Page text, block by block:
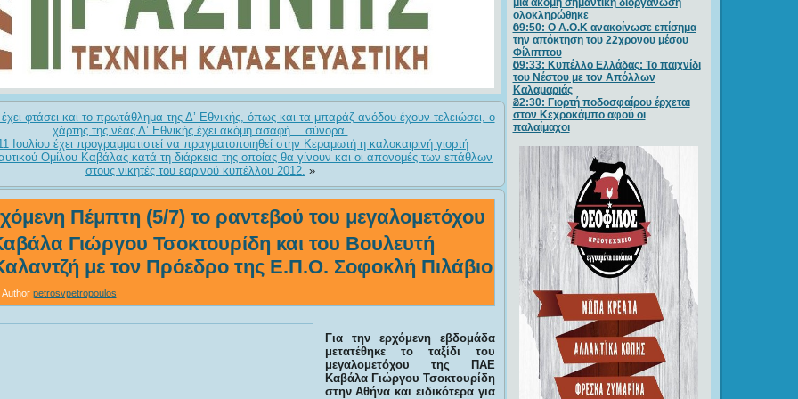
έχει φτάσει και το πρωτάθλημα της Δ’ Εθνικής, όπως και τα μπαράζ ανόδου έχουν τελειώσει, ο
χάρτης της νέας Δ’ Εθνικής έχει ακόμη ασαφή… σύνορα.
Ιουλίου έχει προγραμματιστεί να πραγματοποιηθεί στην Κεραμωτή η καλοκαιρινή γιορτή
Ομίλου Καβάλας κατά τη διάρκεια της οποίας θα γίνουν και οι απονομές των επάθλων
στους νικητές του εαρινού κυπέλλου 2012. »
Πέμπτη (5/7) το ραντεβού του μεγαλομετόχου
Γιώργου Τσοκτουρίδη και του Βουλευτή
με τον Πρόεδρο της Ε.Π.Ο. Σοφοκλή Πιλάβιο
Author petrosvpetropoulos
Για την ερχόμενη εβδομάδα
μετατέθηκε το ταξίδι του
μεγαλομετόχου της ΠΑΕ
Καβάλα Γιώργου Τσοκτουρίδη
στην Αθήνα και ειδικότερα για
μία ακόμη σημαντική διοργάνωση
ολοκληρώθηκε
09:50: O A.O.K ανακοίνωσε επίσημα
την απόκτηση του 22χρονου μέσου
Φίλιππου
09:33: Κυπέλλο Ελλάδας: Το παιχνίδι
του Νέστου με τον Απόλλων
Καλαμαριάς
22:30: Γιορτή ποδοσφαίρου έρχεται
στον Κεχροκάμπο αφού οι
παλαίμαχοι